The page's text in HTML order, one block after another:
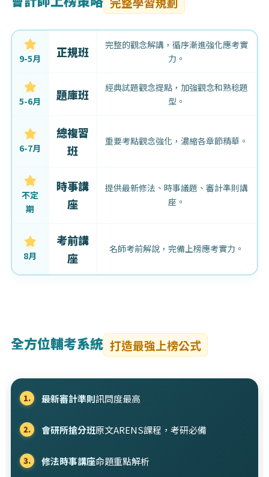
9-5月 正規班
完整的觀念解講，循序漸進強化應考實
力。
5-6月 題庫班
經典試題觀念提點，加強觀念和熟稔題
型。
6-7月
總複習
班
重要考點觀念強化，濃縮各章節精華。
不定
期
時事講
座
提供最新修法、時事議題、審計準則講
座。
8月
考前講
座
名師考前解說，完備上榜應考實力。
全方位輔考系統 打造最強上榜公式
1. 最新審計準則訊問度最高
2. 會研所搶分班原文ARENS課程，考研必備
3. 修法時事講座命題重點解析